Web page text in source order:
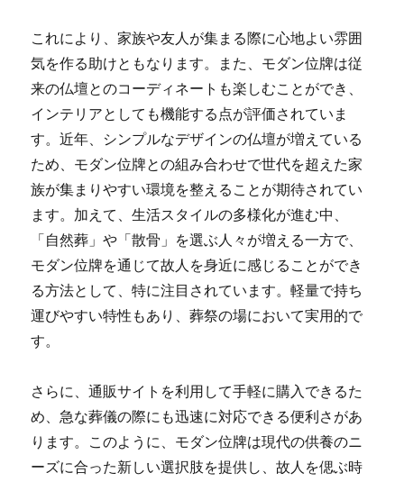
これにより、家族や友人が集まる際に心地よい雰囲
気を作る助けともなります。また、モダン位牌は従
来の仏壇とのコーディネートも楽しむことができ、
インテリアとしても機能する点が評価されていま
す。近年、シンプルなデザインの仏壇が増えている
ため、モダン位牌との組み合わせで世代を超えた家
族が集まりやすい環境を整えることが期待されてい
ます。加えて、生活スタイルの多様化が進む中、
「自然葬」や「散骨」を選ぶ人々が増える一方で、
モダン位牌を通じて故人を身近に感じることができ
る方法として、特に注目されています。軽量で持ち
運びやすい特性もあり、葬祭の場において実用的で
す。
さらに、通販サイトを利用して手軽に購入できるた
め、急な葬儀の際にも迅速に対応できる便利さがあ
ります。このように、モダン位牌は現代の供養のニ
ーズに合った新しい選択肢を提供し、故人を偲ぶ時